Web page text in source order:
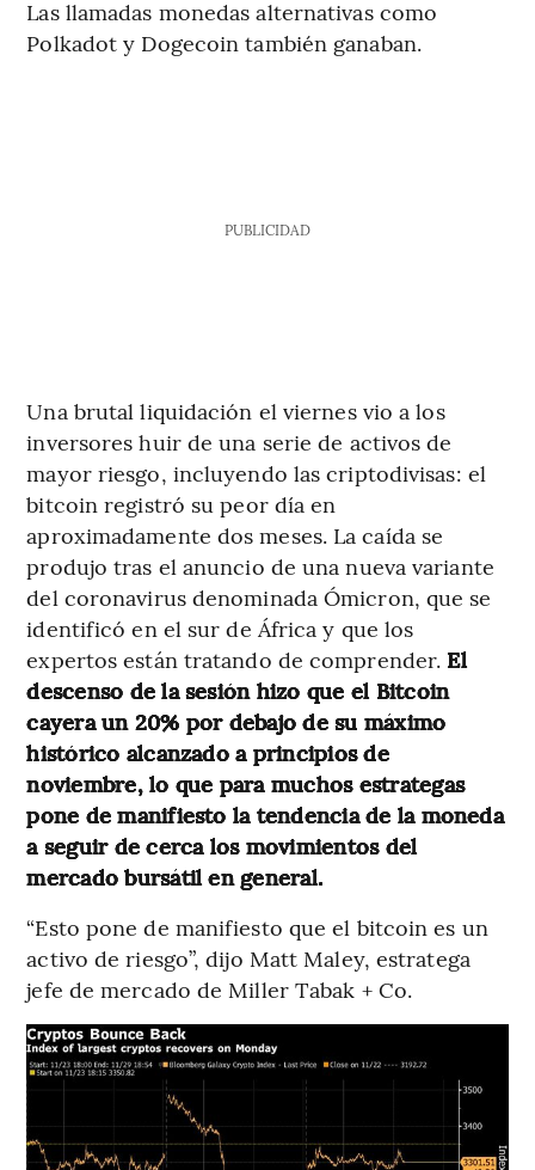
Las llamadas monedas alternativas como
Polkadot y Dogecoin también ganaban.
PUBLICIDAD
Una brutal liquidación el viernes vio a los
inversores huir de una serie de activos de
mayor riesgo, incluyendo las criptodivisas: el
bitcoin registró su peor día en
aproximadamente dos meses. La caída se
produjo tras el anuncio de una nueva variante
del coronavirus denominada Ómicron, que se
identificó en el sur de África y que los
expertos están tratando de comprender. El
descenso de la sesión hizo que el Bitcoin
cayera un 20% por debajo de su máximo
histórico alcanzado a principios de
noviembre, lo que para muchos estrategas
pone de manifiesto la tendencia de la moneda
a seguir de cerca los movimientos del
mercado bursátil en general.
“Esto pone de manifiesto que el bitcoin es un
activo de riesgo”, dijo Matt Maley, estratega
jefe de mercado de Miller Tabak + Co.